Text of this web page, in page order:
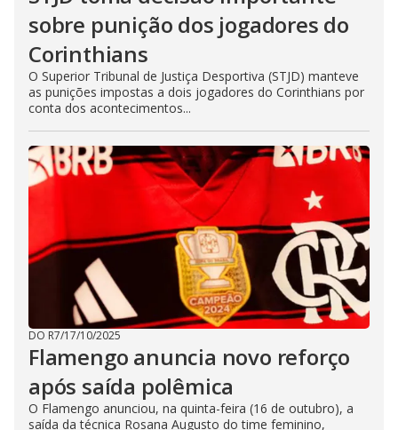
sobre punição dos jogadores do
Corinthians
O Superior Tribunal de Justiça Desportiva (STJD) manteve
as punições impostas a dois jogadores do Corinthians por
conta dos acontecimentos...
DO R7/17/10/2025
Flamengo anuncia novo reforço
após saída polêmica
O Flamengo anunciou, na quinta-feira (16 de outubro), a
saída da técnica Rosana Augusto do time feminino,